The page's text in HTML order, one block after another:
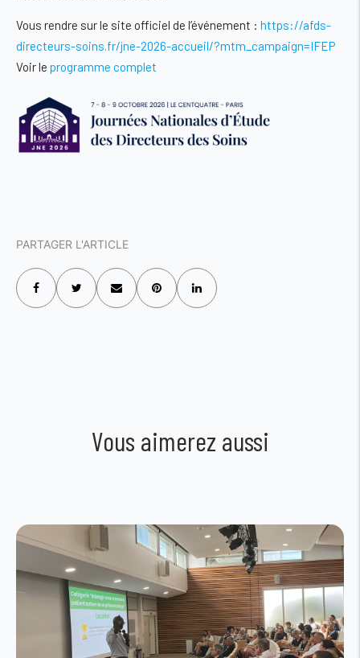
Vous rendre sur le site officiel de l’événement : https://afds-
directeurs-soins.fr/jne-2026-accueil/?mtm_campaign=IFEP
Voir le programme complet
PARTAGER L'ARTICLE
Vous aimerez aussi